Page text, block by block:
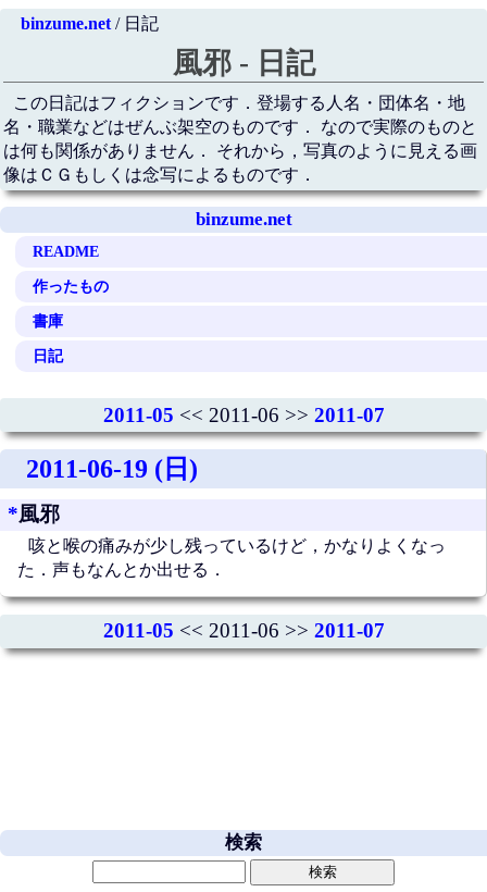
binzume.net/ 日記
風邪 - 日記
この日記はフィクションです．登場する人名・団体名・地
名・職業などはぜんぶ架空のものです． なので実際のものと
は何も関係がありません． それから，写真のように見える画
像はＣＧもしくは念写によるものです．
binzume.net
README
作ったもの
書庫
日記
2011-05 << 2011-06 >> 2011-07
2011-06-19 (日)
*風邪
咳と喉の痛みが少し残っているけど，かなりよくなっ
た．声もなんとか出せる．
2011-05 << 2011-06 >> 2011-07
検索